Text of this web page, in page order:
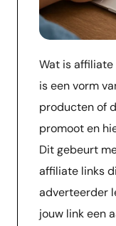
Wat is
is een vorm
producten of
promoot en
Dit gebeurt
affiliate links
adverteerder
jouw link een